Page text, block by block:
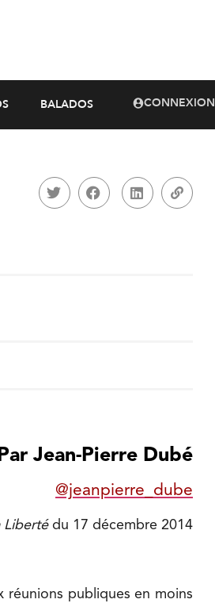
BALADOS CONNEXION
Par Jean-Pierre Dubé
@jeanpierre_dube
Libertédu 17 décembre 2014
réunions publiques en moins